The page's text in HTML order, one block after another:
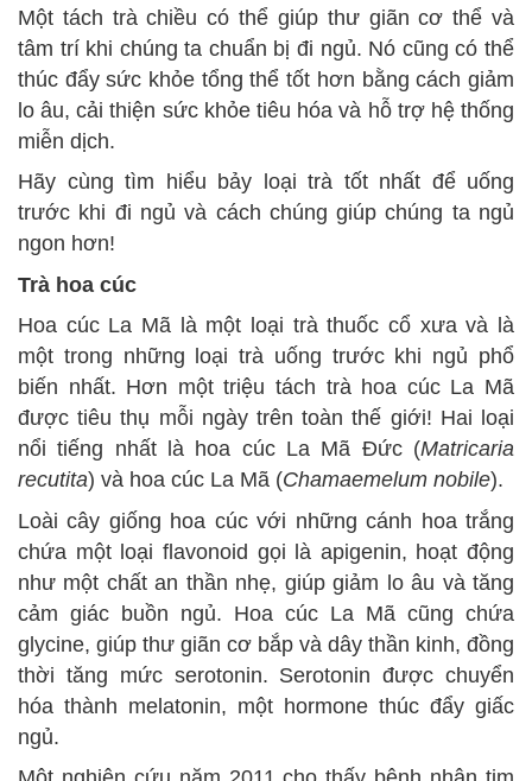
Một tách trà chiều có thể giúp thư giãn cơ thể và
tâm trí khi chúng ta chuẩn bị đi ngủ. Nó cũng có thể
thúc đẩy sức khỏe tổng thể tốt hơn bằng cách giảm
lo âu, cải thiện sức khỏe tiêu hóa và hỗ trợ hệ thống
miễn dịch.
Hãy cùng tìm hiểu bảy loại trà tốt nhất để uống
trước khi đi ngủ và cách chúng giúp chúng ta ngủ
ngon hơn!
Trà hoa cúc
Hoa cúc La Mã là một loại trà thuốc cổ xưa và là
một trong những loại trà uống trước khi ngủ phổ
biến nhất. Hơn một triệu tách trà hoa cúc La Mã
được tiêu thụ mỗi ngày trên toàn thế giới! Hai loại
nổi tiếng nhất là hoa cúc La Mã Đức (Matricaria
recutita) và hoa cúc La Mã (Chamaemelum nobile).
Loài cây giống hoa cúc với những cánh hoa trắng
chứa một loại flavonoid gọi là apigenin, hoạt động
như một chất an thần nhẹ, giúp giảm lo âu và tăng
cảm giác buồn ngủ. Hoa cúc La Mã cũng chứa
glycine, giúp thư giãn cơ bắp và dây thần kinh, đồng
thời tăng mức serotonin. Serotonin được chuyển
hóa thành melatonin, một hormone thúc đẩy giấc
ngủ.